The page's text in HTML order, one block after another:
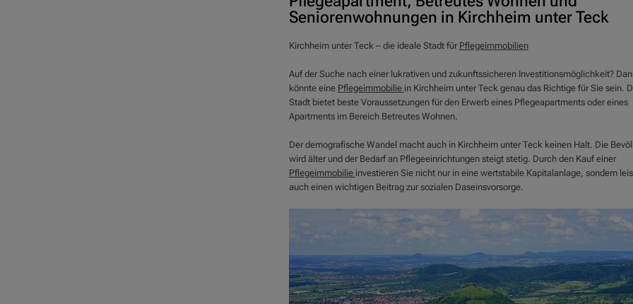
Seniorenwohnungen in Kirchheim unter Teck
Kirchheim unter Teck – die ideale Stadt für Pflegeimmobilien
Auf der Suche nach einer lukrativen und zukunftssicheren Investitionsmöglichkeit?
könnte eine Pflegeimmobilie in Kirchheim unter Teck genau das Richtige für Sie sein.
Stadt bietet beste Voraussetzungen für den Erwerb eines Pflegeapartments oder eines
Apartments im Bereich Betreutes Wohnen.
Der demografische Wandel macht auch in Kirchheim unter Teck keinen Halt. Die
wird älter und der Bedarf an Pflegeeinrichtungen steigt stetig. Durch den Kauf einer
Pflegeimmobilie investieren Sie nicht nur in eine wertstabile Kapitalanlage, sondern
auch einen wichtigen Beitrag zur sozialen Daseinsvorsorge.